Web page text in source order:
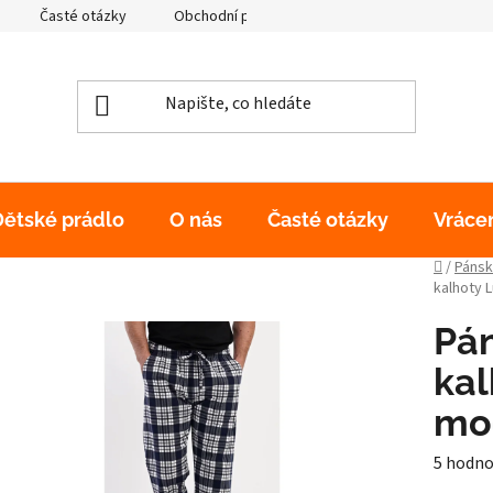
Časté otázky Obchodní podmínky
prádlo O nás Časté otázky
Domů
/
kalhoty
5